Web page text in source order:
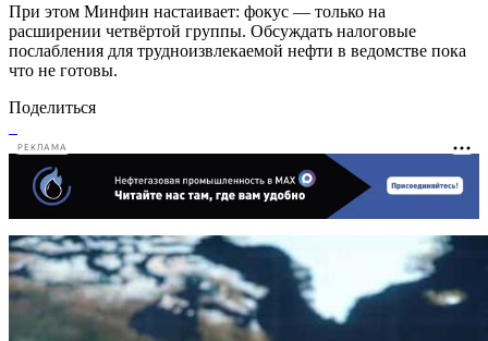
При этом Минфин настаивает: фокус — только на
расширении четвёртой группы. Обсуждать налоговые
послабления для трудноизвлекаемой нефти в ведомстве пока
что не готовы.
Поделиться
РЕКЛАМА